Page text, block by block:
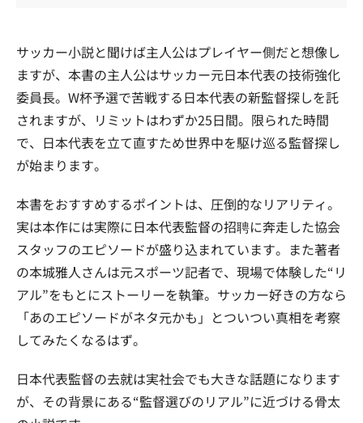
サッカー小説と聞けば主人公はプレイヤー側だと想像し
ますが、本書の主人公はサッカー元日本代表の技術強化
委員長。W杯予選で苦戦する日本代表の新監督探しを託
されますが、リミットはわずか25日間。限られた時間
で、日本代表を立て直すため世界中を駆け巡る監督探し
が始まります。
本書をおすすめするポイントは、圧倒的なリアリティ。
実は本作には実際に日本代表監督の招聘に奔走した協会
スタッフのエピソードが盛り込まれています。また著者
の本城雅人さんは元スポーツ記者で、現場で体験した“リ
アル”をもとにストーリーを執筆。サッカー好きの方なら
「あのエピソードがネタ元かも」とついつい真相を考察
してみたくなるはず。
日本代表監督の去就は実社会でも大きな話題になります
が、その背景にある“監督選びのリアル”に近づける骨太